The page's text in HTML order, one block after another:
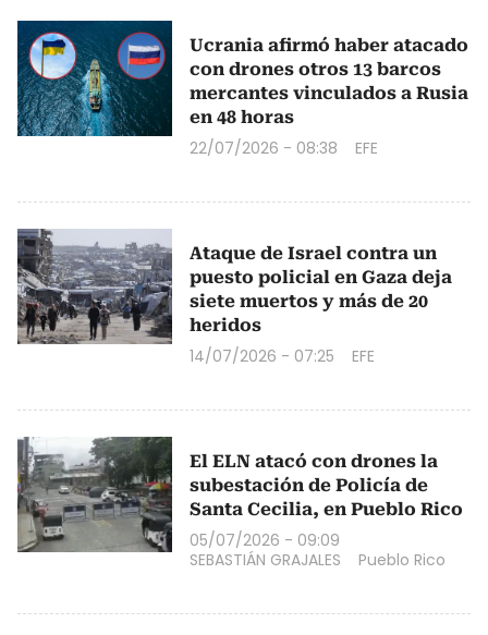
Ucrania afirmó haber atacado
con drones otros 13 barcos
mercantes vinculados a Rusia
en 48 horas
22/07/2026 - 08:38 EFE
Ataque de Israel contra un
puesto policial en Gaza deja
siete muertos y más de 20
heridos
14/07/2026 - 07:25 EFE
El ELN atacó con drones la
subestación de Policía de
Santa Cecilia, en Pueblo Rico
05/07/2026 - 09:09
SEBASTIÁN GRAJALES
Pueblo Rico